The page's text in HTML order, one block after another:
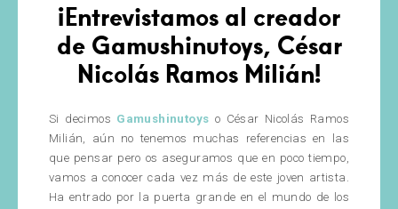
¡Entrevistamos al creador
de Gamushinutoys, César
Nicolás Ramos Milián!
Si decimos Gamushinutoys o César Nicolás Ramos
Milián, aún no tenemos muchas referencias en las
que pensar pero os aseguramos que en poco tiempo,
vamos a conocer cada vez más de este joven artista.
Ha entrado por la puerta grande en el mundo de los